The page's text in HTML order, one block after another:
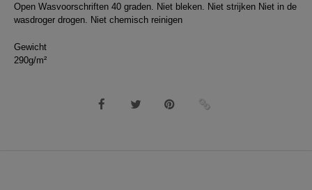
Open Wasvoorschriften 40 graden. Niet bleken. Niet strijken Niet in de
wasdroger drogen. Niet chemisch reinigen
Gewicht
290g/m²